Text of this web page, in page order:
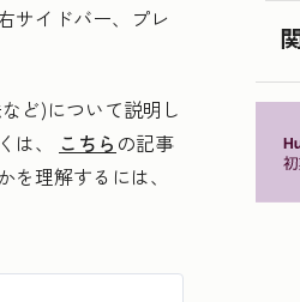
サイドバー、プレ
ど)について説明し
は、
こちら の記事
理解するには、